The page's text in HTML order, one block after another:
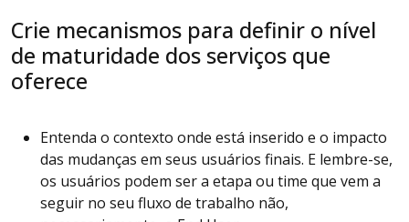
Crie mecanismos para definir o nível
de maturidade dos serviços que
oferece
Entenda o contexto onde está inserido e o impacto
das mudanças em seus usuários finais. E lembre-se,
os usuários podem ser a etapa ou time que vem a
seguir no seu fluxo de trabalho não,